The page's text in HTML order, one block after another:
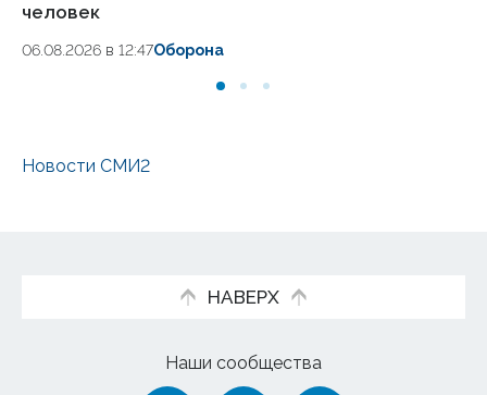
человек
06.08.2026 в 12:47Оборона
Новости СМИ2
НАВЕРХ
Наши сообщества